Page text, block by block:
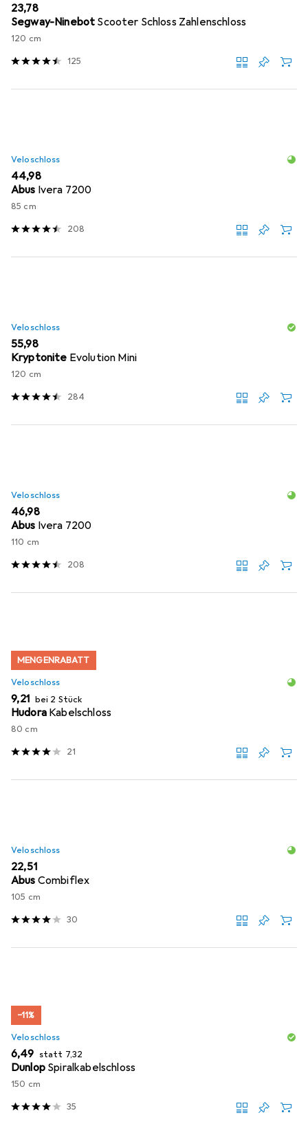
EUR
23,78
Segway-Ninebot Scooter Schloss Zahlenschloss
120 cm
125
Veloschloss
EUR
44,98
Abus Ivera 7200
85 cm
208
Veloschloss
EUR
55,98
Kryptonite Evolution Mini
120 cm
284
Veloschloss
EUR
46,98
Abus Ivera 7200
110 cm
208
MENGENRABATT
Veloschloss
EUR
9,21 bei 2 Stück
Hudora Kabelschloss
80 cm
21
Veloschloss
EUR
22,51
Abus Combiflex
105 cm
30
−11%
Veloschloss
EUR
6,49 statt EUR
7,32
Dunlop Spiralkabelschloss
150 cm
35